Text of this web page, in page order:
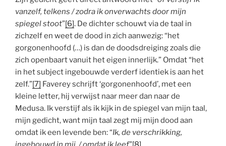
vanzelf, telkens / zodra ik onverwachts door mijn
spiegel stoot”[6]. De dichter schouwt via de taal in
zichzelf en weet de dood in zich aanwezig: “het
gorgonenhoofd (…) is dan de doodsdreiging zoals die
zich openbaart vanuit het eigen innerlijk.” Omdat “het
in het subject ingebouwde verderf identiek is aan het
zelf.”[7] Faverey schrijft ‘gorgonenhoofd’, met een
kleine letter, hij verwijst naar meer dan naar de
Medusa. Ik verstijf als ik kijk in de spiegel van mijn taal,
mijn gedicht, want mijn taal zegt mij mijn dood aan
omdat ik een levende ben: “Ik, de verschrikking,